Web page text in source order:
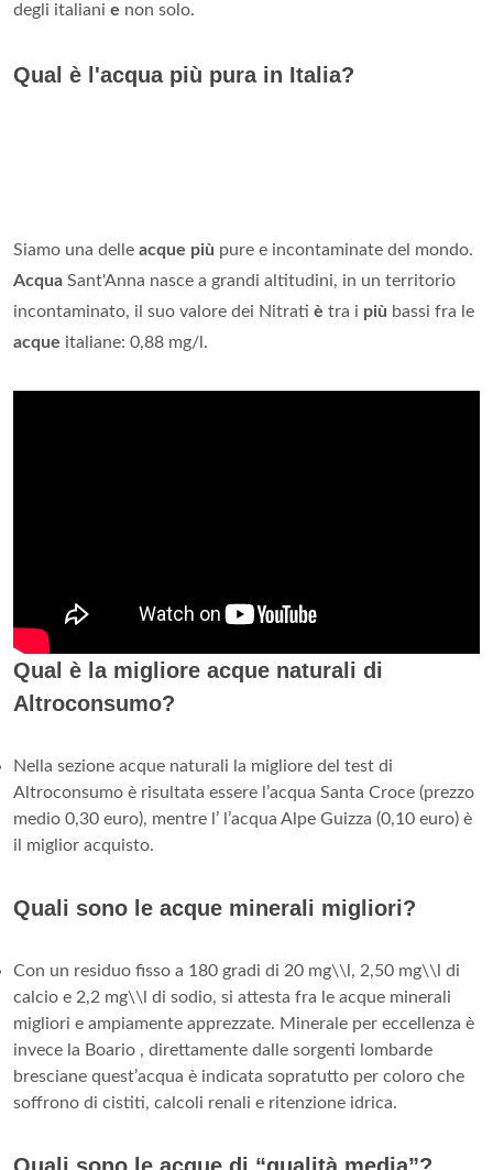
degli italiani e non solo.
Qual è l'acqua più pura in Italia?
Siamo una delle acque più pure e incontaminate del mondo.
Acqua Sant'Anna nasce a grandi altitudini, in un territorio
incontaminato, il suo valore dei Nitrati è tra i più bassi fra le
acque italiane: 0,88 mg/l.
Qual è la migliore acque naturali di
Altroconsumo?
Nella sezione acque naturali la migliore del test di
Altroconsumo è risultata essere l’acqua Santa Croce (prezzo
medio 0,30 euro), mentre l’ l’acqua Alpe Guizza (0,10 euro) è
il miglior acquisto.
Quali sono le acque minerali migliori?
Con un residuo fisso a 180 gradi di 20 mg\\l, 2,50 mg\\l di
calcio e 2,2 mg\\l di sodio, si attesta fra le acque minerali
migliori e ampiamente apprezzate. Minerale per eccellenza è
invece la Boario , direttamente dalle sorgenti lombarde
bresciane quest’acqua è indicata sopratutto per coloro che
soffrono di cistiti, calcoli renali e ritenzione idrica.